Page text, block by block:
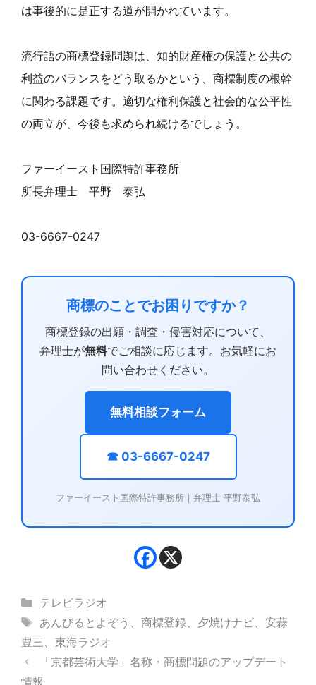
は事後的に是正する道が開かれています。
流行語の商標登録問題は、知的財産権の保護と公共の
利益のバランスをどう取るかという、商標制度の根幹
に関わる課題です。適切な権利保護と社会的な公平性
の両立が、今後も求められ続けるでしょう。
ファーイースト国際特許事務所
所長弁理士 平野 泰弘
03-6667-0247
商標のことでお困りですか？
商標登録の出願・調査・侵害対応について、
弁理士が無料でご相談に応じます。お気軽にお
問い合わせください。
無料相談フォーム
☎ 03-6667-0247
ファーイースト国際特許事務所｜弁理士 平野泰弘
カ
テ
ゴ
リ
テレビラジオ
タ
グ
あんびるとよぞう 、 商標登録、 夕焼けナビ、 安蒜
豊三、 東海ラジオ
「京都芸術大学」名称・商標問題のアップデート
情報